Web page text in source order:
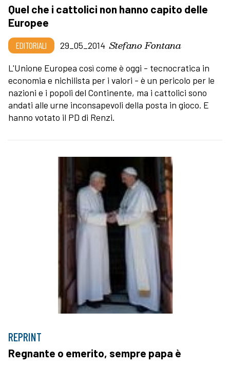
Quel che i cattolici non hanno capito delle
Europee
EDITORIALI 29_05_2014 Stefano Fontana
L'Unione Europea così come è oggi - tecnocratica in
economia e nichilista per i valori - è un pericolo per le
nazioni e i popoli del Continente, ma i cattolici sono
andati alle urne inconsapevoli della posta in gioco. E
hanno votato il PD di Renzi.
REPRINT
Regnante o emerito, sempre papa è